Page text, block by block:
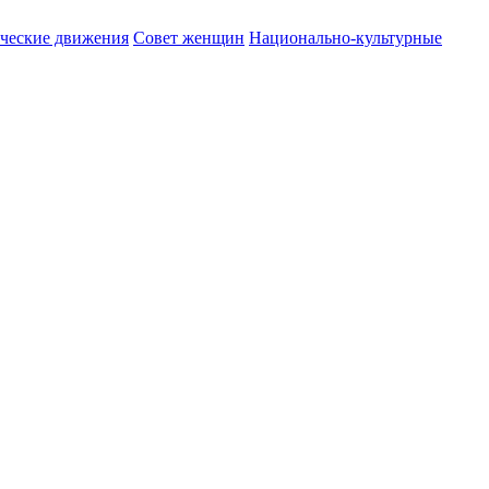
движения Совет женщин Национально-культурные